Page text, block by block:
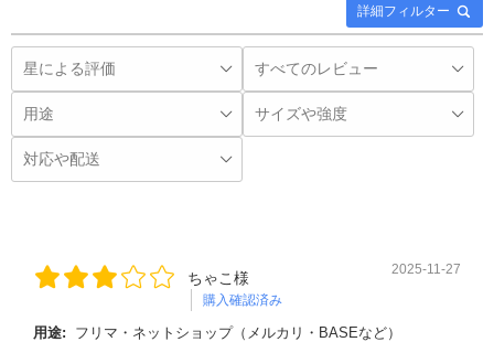
詳細フィルター
ちゃこ様
購入確認済み
2025-11-27
用途:
フリマ・ネットショップ（メルカリ・BASEなど）